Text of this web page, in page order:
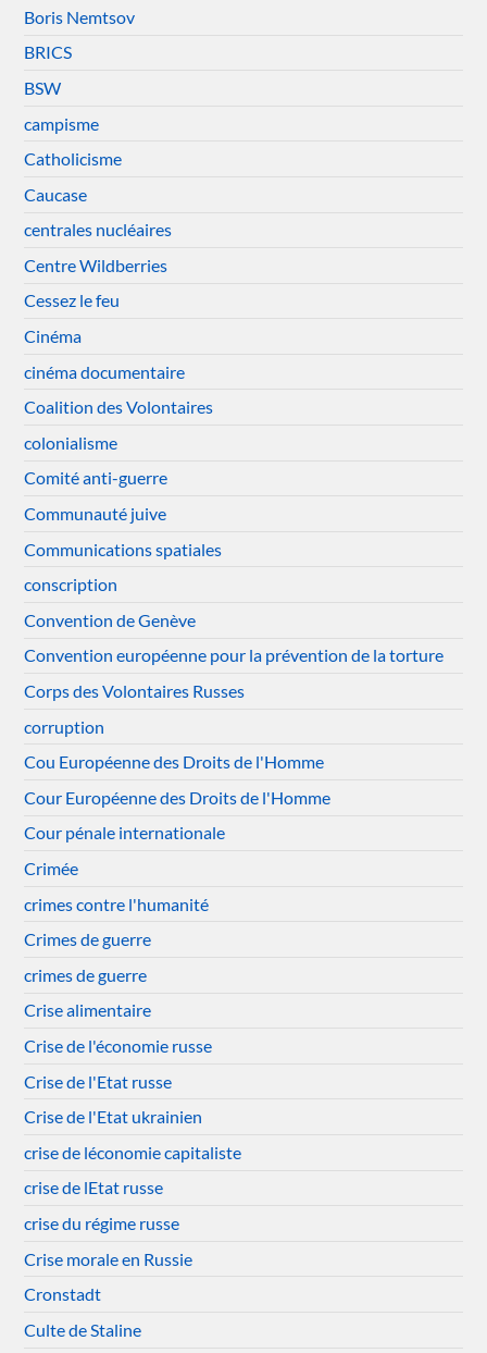
Boris Nemtsov
BRICS
BSW
campisme
Catholicisme
Caucase
centrales nucléaires
Centre Wildberries
Cessez le feu
Cinéma
cinéma documentaire
Coalition des Volontaires
colonialisme
Comité anti-guerre
Communauté juive
Communications spatiales
conscription
Convention de Genève
Convention européenne pour la prévention de la torture
Corps des Volontaires Russes
corruption
Cou Européenne des Droits de l'Homme
Cour Européenne des Droits de l'Homme
Cour pénale internationale
Crimée
crimes contre l'humanité
Crimes de guerre
crimes de guerre
Crise alimentaire
Crise de l'économie russe
Crise de l'Etat russe
Crise de l'Etat ukrainien
crise de léconomie capitaliste
crise de lEtat russe
crise du régime russe
Crise morale en Russie
Cronstadt
Culte de Staline